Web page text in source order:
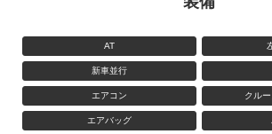
AT
新車並行
エアコン クル
エアバッグ